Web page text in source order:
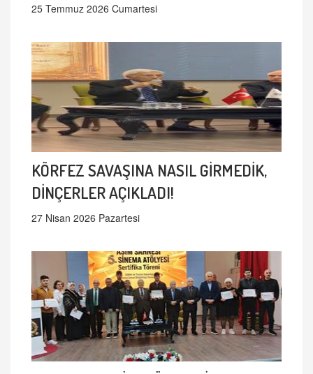
25 Temmuz 2026 Cumartesi
KÖRFEZ SAVAŞINA NASIL GİRMEDİK,
DİNÇERLER AÇIKLADI!
27 Nisan 2026 Pazartesi